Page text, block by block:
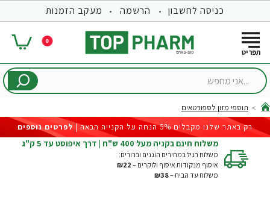
כניסה לחשבון הרשמה מעקב הזמנות
0
...אני
home
תוספי מזון לספורטאים
רק באתר שלנו מקבלים 5% הנחה על הקנייה הבאה |
לפרטים נוספים
משלוח חינם בקניה מעל 400 ש"ח | דרך איפוסט עד 5 ק"ג
משלוח רגיל במחירים הוגנים וברורים:
איסוף מנקודות איסוף ולוקרים – ₪22
משלוח עד הבית –₪38